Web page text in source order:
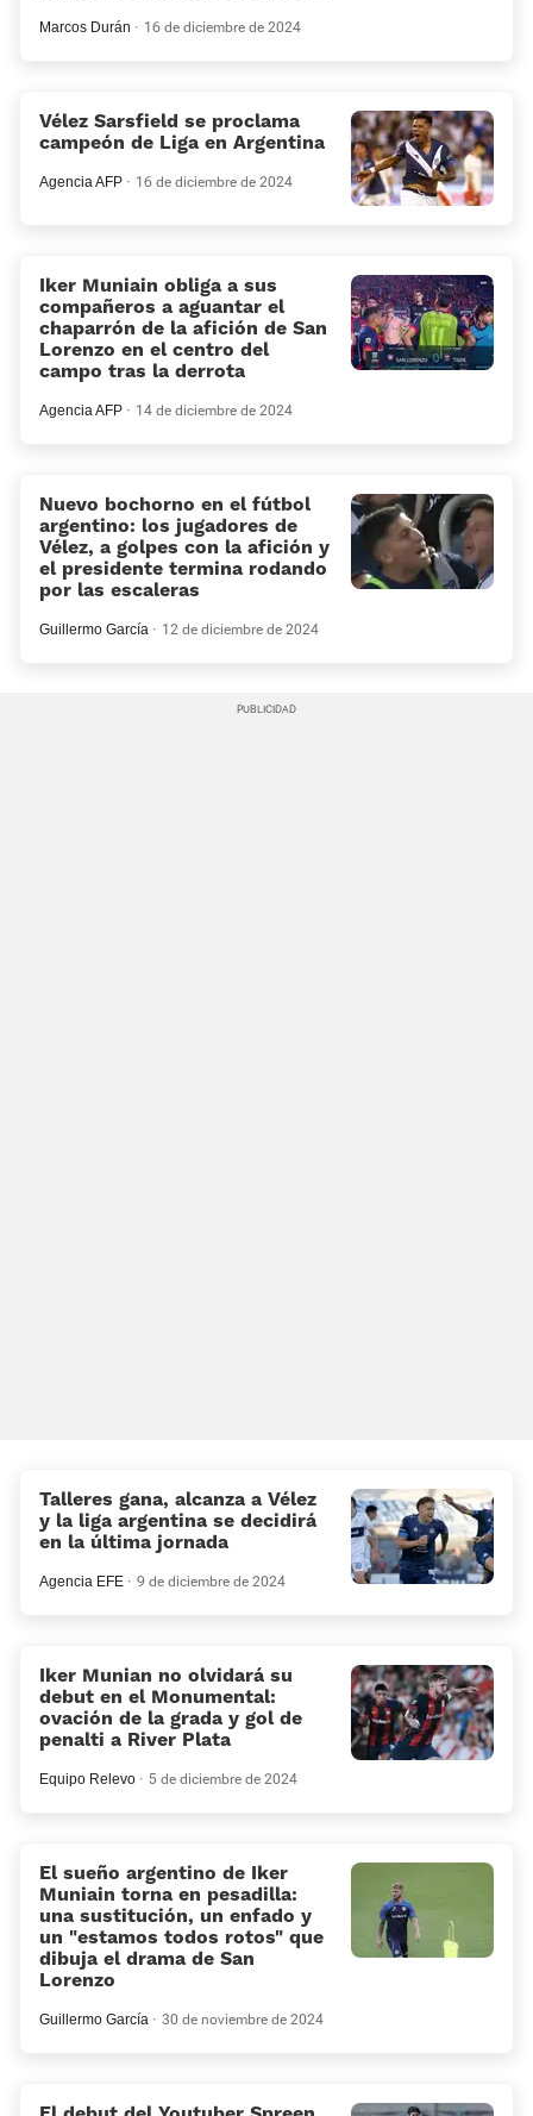
Marcos Durán 16 de diciembre de 2024
Vélez Sarsfield se proclama
campeón de Liga en Argentina
Agencia AFP 16 de diciembre de 2024
Iker Muniain obliga a sus
compañeros a aguantar el
chaparrón de la afición de San
Lorenzo en el centro del
campo tras la derrota
Agencia AFP 14 de diciembre de 2024
Nuevo bochorno en el fútbol
argentino: los jugadores de
Vélez, a golpes con la afición y
el presidente termina rodando
por las escaleras
Guillermo García 12 de diciembre de 2024
Talleres gana, alcanza a Vélez
y la liga argentina se decidirá
en la última jornada
Agencia EFE 9 de diciembre de 2024
Iker Munian no olvidará su
debut en el Monumental:
ovación de la grada y gol de
penalti a River Plata
Equipo Relevo 5 de diciembre de 2024
El sueño argentino de Iker
Muniain torna en pesadilla:
una sustitución, un enfado y
un “estamos todos rotos” que
dibuja el drama de San
Lorenzo
Guillermo García 30 de noviembre de 2024